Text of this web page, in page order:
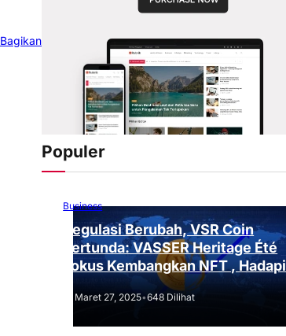
Bagikan
Populer
Business
Regulasi Berubah, VSR Coin
Tertunda: VASSER Heritage Été
Fokus Kembangkan NFT , Hadapi
Tantangan Regulasi!
Maret 27, 2025•648 Dilihat